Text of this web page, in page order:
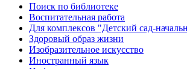
Поиск по библиотеке
Воспитательная работа
Для комплексов "Детский сад-
Здоровый образ жизни
Изобразительное искусство
Иностранный язык